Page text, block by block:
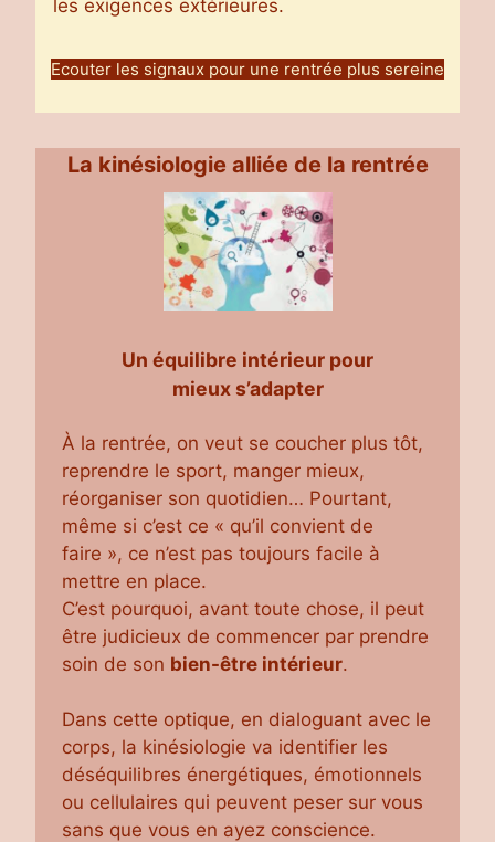
les exigences extérieures.
Ecouter les signaux pour une rentrée plus sereine
La kinésiologie alliée de la rentrée
Un équilibre intérieur pour
mieux s’adapter
À la rentrée, on veut se coucher plus tôt,
reprendre le sport, manger mieux,
réorganiser son quotidien… Pourtant,
même si c’est ce « qu’il convient de
faire », ce n’est pas toujours facile à
mettre en place.
C’est pourquoi, avant toute chose, il peut
être judicieux de commencer par prendre
soin de son bien-être intérieur.
Dans cette optique, en dialoguant avec le
corps, la kinésiologie va identifier les
déséquilibres énergétiques, émotionnels
ou cellulaires qui peuvent peser sur vous
sans que vous en ayez conscience.